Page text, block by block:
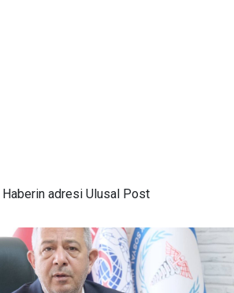
Haberin adresi Ulusal Post